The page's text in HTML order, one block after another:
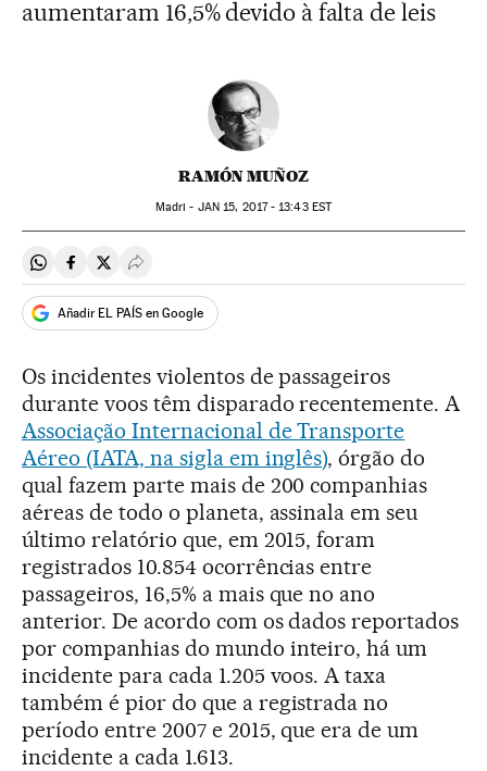
aumentaram 16,5% devido à falta de leis
RAMÓN MUÑOZ
Madri - JAN 15, 2017 - 13:43EST
Compartir en Whatsapp
Compartir en Facebook
Compartir en Twitter
Desplegar Redes Sociales
Añadir EL PAÍS en Google
Os incidentes violentos de passageiros
durante voos têm disparado recentemente. A
Associação Internacional de Transporte
Aéreo (IATA, na sigla em inglês), órgão do
qual fazem parte mais de 200 companhias
aéreas de todo o planeta, assinala em seu
último relatório que, em 2015, foram
registrados 10.854 ocorrências entre
passageiros, 16,5% a mais que no ano
anterior. De acordo com os dados reportados
por companhias do mundo inteiro, há um
incidente para cada 1.205 voos. A taxa
também é pior do que a registrada no
período entre 2007 e 2015, que era de um
incidente a cada 1.613.